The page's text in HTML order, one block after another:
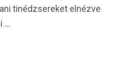
tinédzsereket elnézve
…